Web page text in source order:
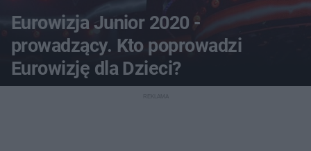
Eurowizja Junior 2020 -
prowadzący. Kto poprowadzi
Eurowizję dla Dzieci?